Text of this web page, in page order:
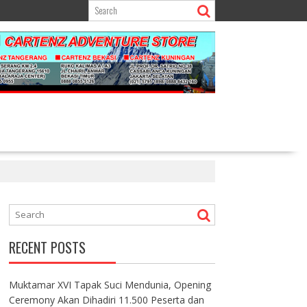
RECENT POSTS
Muktamar XVI Tapak Suci Mendunia, Opening
Ceremony Akan Dihadiri 11.500 Peserta dan